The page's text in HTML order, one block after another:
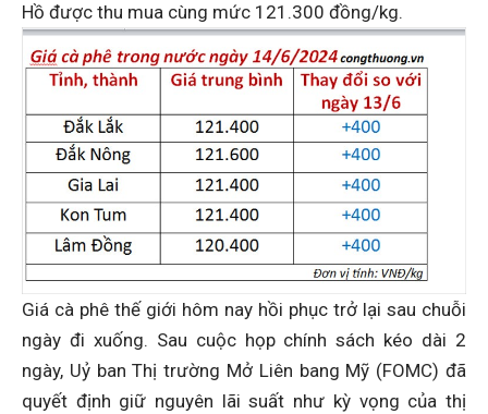
Hồ được thu mua cùng mức 121.300 đồng/kg.
Giá cà phê thế giới hôm nay hồi phục trở lại sau chuỗi
ngày đi xuống. Sau cuộc họp chính sách kéo dài 2
ngày, Uỷ ban Thị trường Mở Liên bang Mỹ (FOMC) đã
quyết định giữ nguyên lãi suất như kỳ vọng của thị